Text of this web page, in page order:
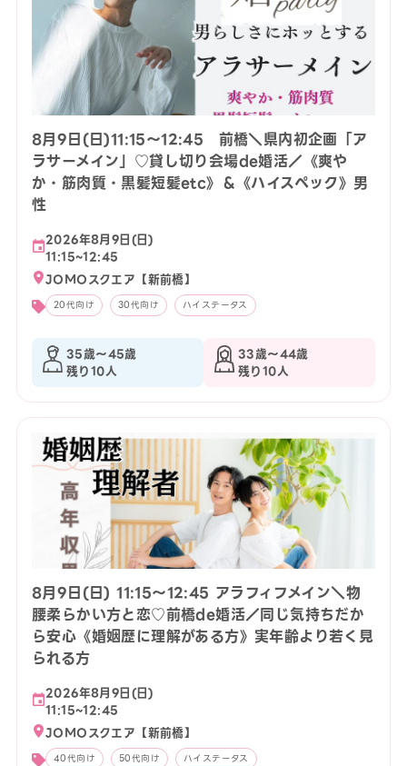
8月9日(日)11:15〜12:45 前橋＼県内初企画「ア
ラサーメイン」♡貸し切り会場de婚活／《爽や
か・筋肉質・黒髪短髪etc》＆《ハイスペック》男
性
2026年8月9日(日)
11:15~12:45
JOMOスクエア【新前橋】
20代向け 30代向け ハイステータス
35歳〜45歳
残り10人
33歳〜44歳
残り10人
8月9日(日) 11:15〜12:45 アラフィフメイン＼物
腰柔らかい方と恋♡前橋de婚活／同じ気持ちだか
ら安心《婚姻歴に理解がある方》実年齢より若く見
られる方
2026年8月9日(日)
11:15~12:45
JOMOスクエア【新前橋】
40代向け 50代向け ハイステータス